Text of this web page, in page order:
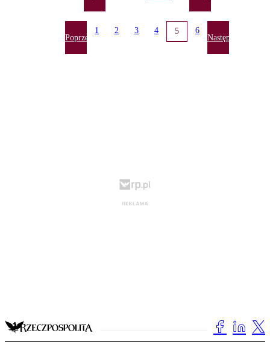
Poprzednia
1 2 3 4 5 6
Następna